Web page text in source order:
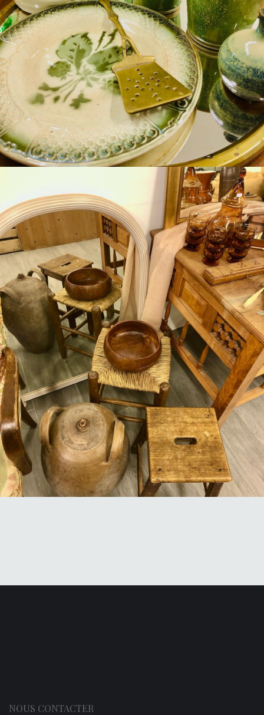
Boutique Mamers
Suite de nos pépites
Boutique Mamers
Suite de nos pépites
NOUS CONTACTER